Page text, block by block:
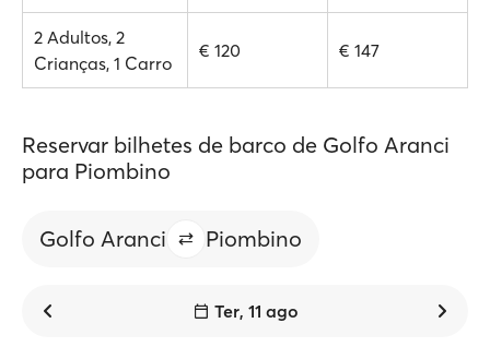
2 Adultos, 2
Crianças, 1 Carro
€ 120 € 147
Reservar bilhetes de barco de Golfo Aranci
para Piombino
Golfo Aranci Piombino
Ter, 11 ago